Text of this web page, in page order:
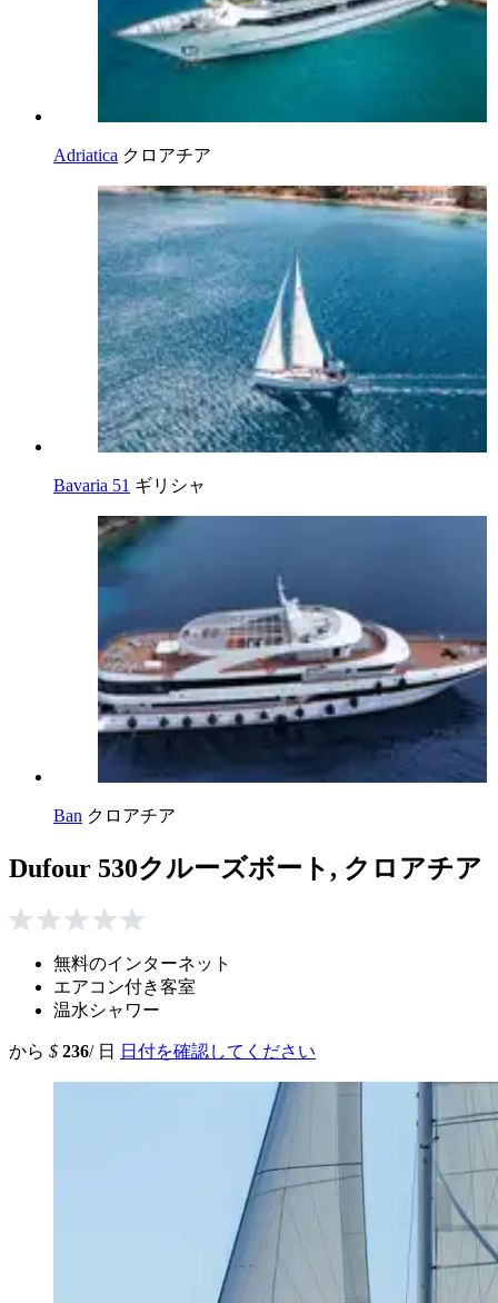
Adriatica クロアチア
Bavaria 51 ギリシャ
Ban クロアチア
Dufour 530クルーズボート, クロアチア
無料のインターネット
エアコン付き客室
温水シャワー
から $ 236/ 日 日付を確認してください